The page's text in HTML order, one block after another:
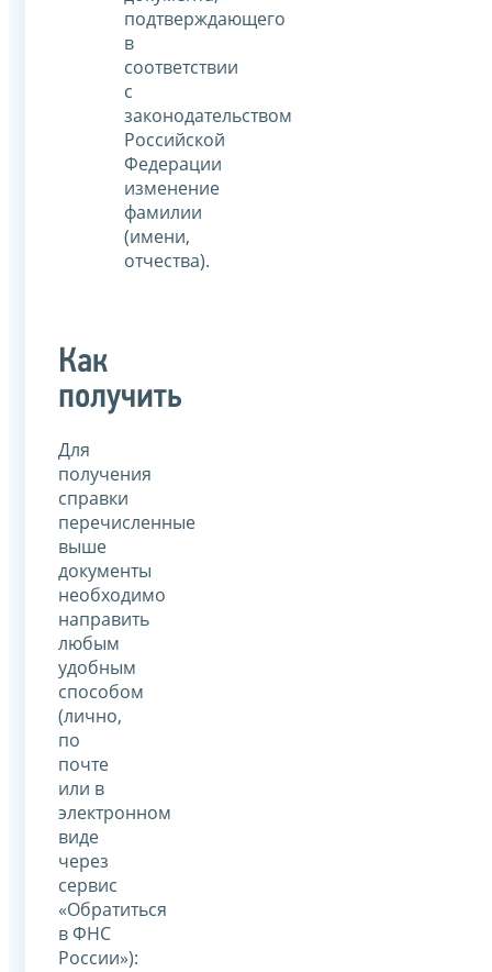
подтверждающего
в
соответствии
с
законодательством
Российской
Федерации
изменение
фамилии
(имени,
отчества).
Как
получить
Для
получения
справки
перечисленные
выше
документы
необходимо
направить
любым
удобным
способом
(лично,
по
почте
или в
электронном
виде
через
сервис
«Обратиться
в ФНС
России»):